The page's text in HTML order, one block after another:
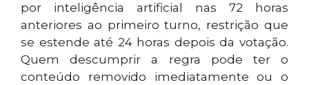
por inteligência artificial nas 72 horas
anteriores ao primeiro turno, restrição que
se estende até 24 horas depois da votação.
Quem descumprir a regra pode ter o
conteúdo removido imediatamente ou o